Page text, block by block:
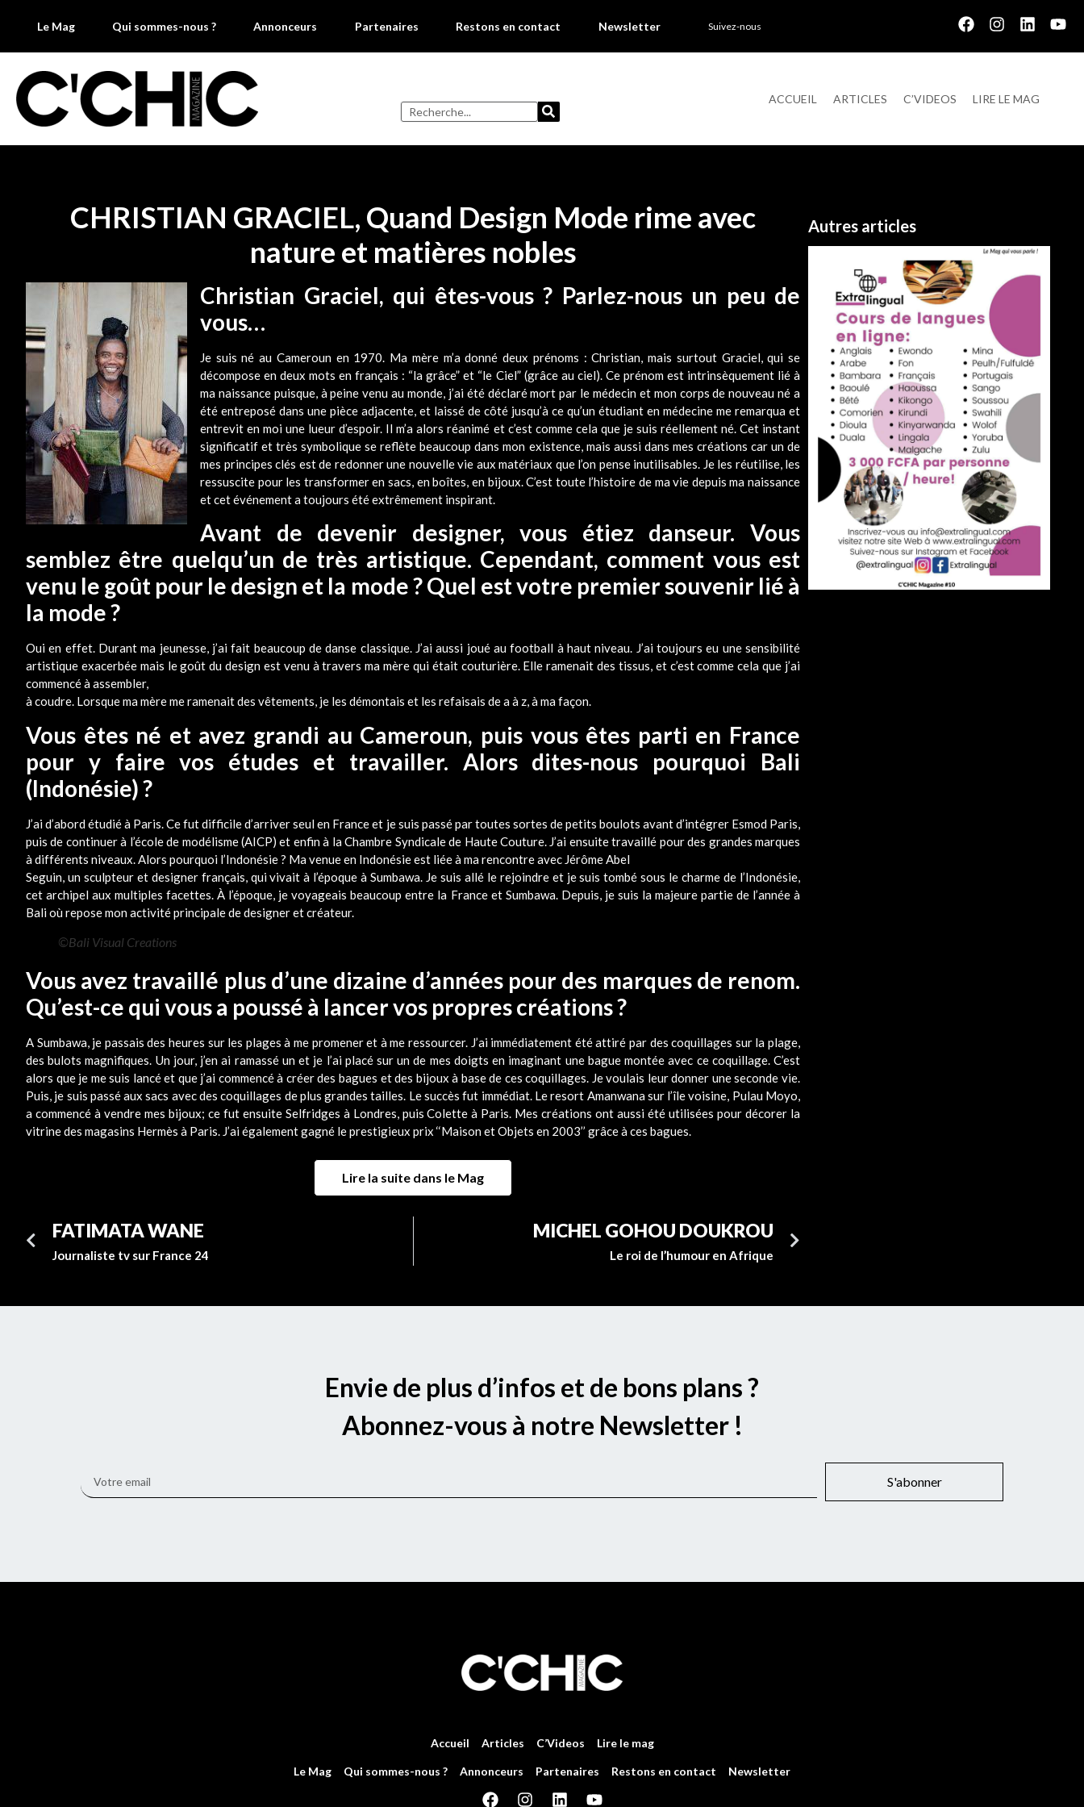
Le Mag Qui sommes-nous ? Annonceurs Partenaires Restons en contact Newsletter Suivez-nous
ACCUEIL ARTICLES C’VIDEOS LIRE LE MAG
CHRISTIAN GRACIEL, Quand Design Mode rime avec
nature et matières nobles
Christian Graciel, qui êtes-vous ? Parlez-nous un peu de
vous…
Je suis né au Cameroun en 1970. Ma mère m’a donné deux prénoms : Christian, mais surtout Graciel, qui se
décompose en deux mots en français : “la grâce” et “le Ciel” (grâce au ciel). Ce prénom est intrinsèquement lié à
ma naissance puisque, à peine venu au monde, j’ai été déclaré mort par le médecin et mon corps de nouveau né a
été entreposé dans une pièce adjacente, et laissé de côté jusqu’à ce qu’un étudiant en médecine me remarqua et
entrevit en moi une lueur d’espoir. Il m’a alors réanimé et c’est comme cela que je suis réellement né. Cet instant
significatif et très symbolique se reflète beaucoup dans mon existence, mais aussi dans mes créations car un de
mes principes clés est de redonner une nouvelle vie aux matériaux que l’on pense inutilisables. Je les réutilise, les
ressuscite pour les transformer en sacs, en boîtes, en bijoux. C’est toute l’histoire de ma vie depuis ma naissance
et cet événement a toujours été extrêmement inspirant.
Avant de devenir designer, vous étiez danseur. Vous
semblez être quelqu’un de très artistique. Cependant, comment vous est
venu le goût pour le design et la mode ? Quel est votre premier souvenir lié à
la mode ?
Oui en effet. Durant ma jeunesse, j’ai fait beaucoup de danse classique. J’ai aussi joué au football à haut niveau. J’ai toujours eu une sensibilité
artistique exacerbée mais le goût du design est venu à travers ma mère qui était couturière. Elle ramenait des tissus, et c’est comme cela que j’ai
commencé à assembler,
à coudre. Lorsque ma mère me ramenait des vêtements, je les démontais et les refaisais de a à z, à ma façon.
Vous êtes né et avez grandi au Cameroun, puis vous êtes parti en France
pour y faire vos études et travailler. Alors dites-nous pourquoi Bali
(Indonésie) ?
J’ai d’abord étudié à Paris. Ce fut difficile d’arriver seul en France et je suis passé par toutes sortes de petits boulots avant d’intégrer Esmod Paris,
puis de continuer à l’école de modélisme (AICP) et enfin à la Chambre Syndicale de Haute Couture. J’ai ensuite travaillé pour des grandes marques
à différents niveaux. Alors pourquoi l’Indonésie ? Ma venue en Indonésie est liée à ma rencontre avec Jérôme Abel
Seguin, un sculpteur et designer français, qui vivait à l’époque à Sumbawa. Je suis allé le rejoindre et je suis tombé sous le charme de l’Indonésie,
cet archipel aux multiples facettes. À l’époque, je voyageais beaucoup entre la France et Sumbawa. Depuis, je suis la majeure partie de l’année à
Bali où repose mon activité principale de designer et créateur.
©Bali Visual Creations
Vous avez travaillé plus d’une dizaine d’années pour des marques de renom.
Qu’est-ce qui vous a poussé à lancer vos propres créations ?
A Sumbawa, je passais des heures sur les plages à me promener et à me ressourcer. J’ai immédiatement été attiré par des coquillages sur la plage,
des bulots magnifiques. Un jour, j’en ai ramassé un et je l’ai placé sur un de mes doigts en imaginant une bague montée avec ce coquillage. C’est
alors que je me suis lancé et que j’ai commencé à créer des bagues et des bijoux à base de ces coquillages. Je voulais leur donner une seconde vie.
Puis, je suis passé aux sacs avec des coquillages de plus grandes tailles. Le succès fut immédiat. Le resort Amanwana sur l’île voisine, Pulau Moyo,
a commencé à vendre mes bijoux; ce fut ensuite Selfridges à Londres, puis Colette à Paris. Mes créations ont aussi été utilisées pour décorer la
vitrine des magasins Hermès à Paris. J’ai également gagné le prestigieux prix ‘‘Maison et Objets en 2003’’ grâce à ces bagues.
Lire la suite dans le Mag
Autres articles
FATIMATA WANE
Journaliste tv sur France 24
MICHEL GOHOU DOUKROU
Le roi de l’humour en Afrique
Envie de plus d’infos et de bons plans ?
Abonnez-vous à notre Newsletter !
S'abonner
Accueil Articles C’Videos Lire le mag
Le Mag Qui sommes-nous ? Annonceurs Partenaires Restons en contact Newsletter